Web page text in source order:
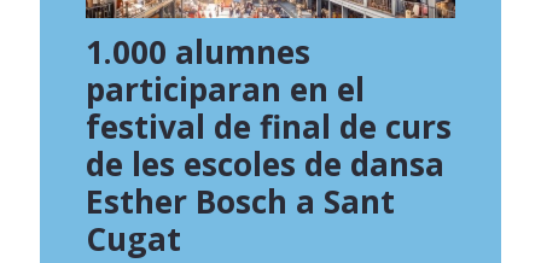
1.000 alumnes
participaran en el
festival de final de curs
de les escoles de dansa
Esther Bosch a Sant
Cugat